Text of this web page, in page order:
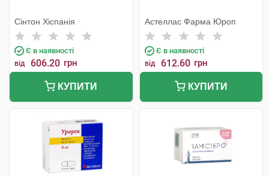
Сінтон Хіспанія
Є в наявності
від 606.20 грн
КУПИТИ
Астеллас Фарма Юроп
Є в наявності
від 612.60 грн
КУПИТИ